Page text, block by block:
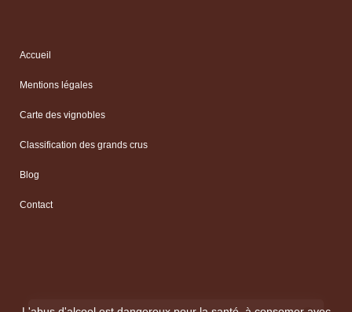
Accueil
Mentions légales
Carte des vignobles
Classification des grands crus
Blog
Contact